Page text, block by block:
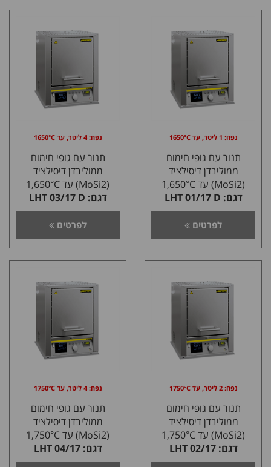
נפח: 1 ליטר, עד 1650°C
תנור עם גופי חימום
ממוליבדן דיסילציד
(MoSi2) עד 1,650°C
דגם: LHT 01/17 D
לפרטים
נפח: 4 ליטר, עד 1650°C
תנור עם גופי חימום
ממוליבדן דיסילציד
(MoSi2) עד 1,650°C
דגם: LHT 03/17 D
לפרטים
נפח: 2 ליטר, עד 1750°C
תנור עם גופי חימום
ממוליבדן דיסילציד
(MoSi2) עד 1,750°C
דגם: 02/17 LHT
נפח: 4 ליטר, עד 1750°C
תנור עם גופי חימום
ממוליבדן דיסילציד
(MoSi2) עד 1,750°C
דגם: 04/17 LHT